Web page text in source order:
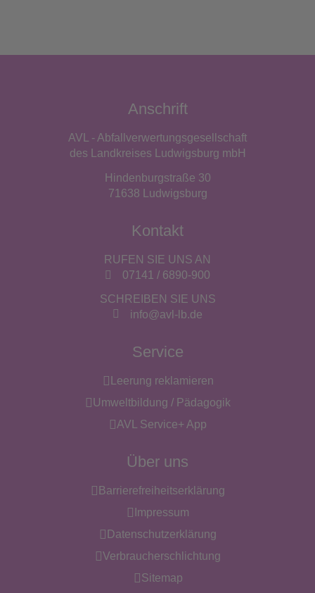
Anschrift
AVL - Abfallverwertungsgesellschaft
des Landkreises Ludwigsburg mbH
Hindenburgstraße 30
71638 Ludwigsburg
Kontakt
RUFEN SIE UNS AN
07141 / 6890-900
SCHREIBEN SIE UNS
info@avl-lb.de
Service
Leerung reklamieren
Umweltbildung / Pädagogik
AVL Service+ App
Über uns
Barrierefreiheitserklärung
Impressum
Datenschutzerklärung
Verbraucherschlichtung
Sitemap